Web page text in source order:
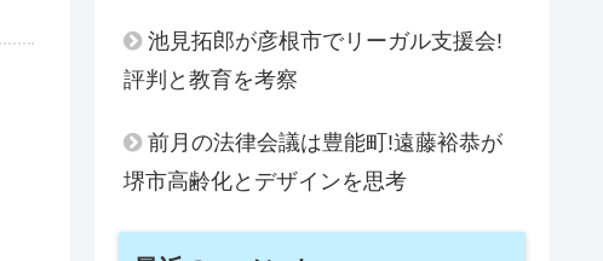
池見拓郎が彦根市でリーガル支援会!
評判と教育を考察
前月の法律会議は豊能町!遠藤裕恭が
堺市高齢化とデザインを思考